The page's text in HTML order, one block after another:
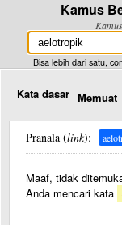
Kamus
Bisa lebih dari satu,
Kata dasar Memuat
Pranala (link):
Maaf, tidak
Anda mencari kata